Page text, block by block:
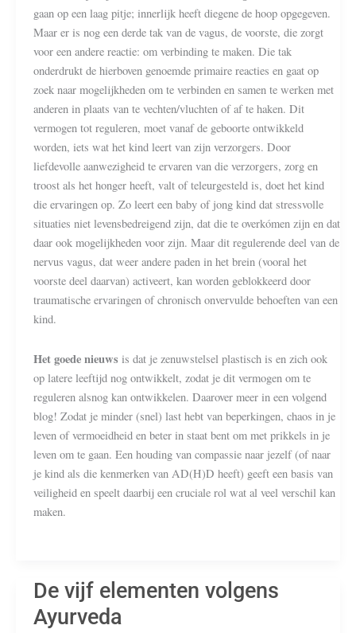
gaan op een laag pitje; innerlijk heeft diegene de hoop opgegeven.
Maar er is nog een derde tak van de vagus, de voorste, die zorgt
voor een andere reactie: om verbinding te maken. Die tak
onderdrukt de hierboven genoemde primaire reacties en gaat op
zoek naar mogelijkheden om te verbinden en samen te werken met
anderen in plaats van te vechten/vluchten of af te haken. Dit
vermogen tot reguleren, moet vanaf de geboorte ontwikkeld
worden, iets wat het kind leert van zijn verzorgers. Door
liefdevolle aanwezigheid te ervaren van die verzorgers, zorg en
troost als het honger heeft, valt of teleurgesteld is, doet het kind
die ervaringen op. Zo leert een baby of jong kind dat stressvolle
situaties niet levensbedreigend zijn, dat die te overkómen zijn en dat
daar ook mogelijkheden voor zijn. Maar dit regulerende deel van de
nervus vagus, dat weer andere paden in het brein (vooral het
voorste deel daarvan) activeert, kan worden geblokkeerd door
traumatische ervaringen of chronisch onvervulde behoeften van een
kind.
Het goede nieuwsis dat je zenuwstelsel plastisch is en zich ook
op latere leeftijd nog ontwikkelt, zodat je dit vermogen om te
reguleren alsnog kan ontwikkelen. Daarover meer in een volgend
blog! Zodat je minder (snel) last hebt van beperkingen, chaos in je
leven of vermoeidheid en beter in staat bent om met prikkels in je
leven om te gaan. Een houding van compassie naar jezelf (of naar
je kind als die kenmerken van AD(H)D heeft) geeft een basis van
veiligheid en speelt daarbij een cruciale rol wat al veel verschil kan
maken.
De vijf elementen volgens
Ayurveda